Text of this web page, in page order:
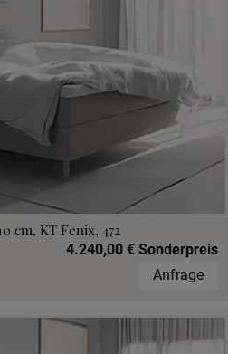
cm, KT Fenix, 472
4.240,00 € Sonderpreis
Anfrage